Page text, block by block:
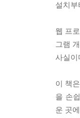
설치
웹 프
그램
사실이
이 책
을 손
운 곳